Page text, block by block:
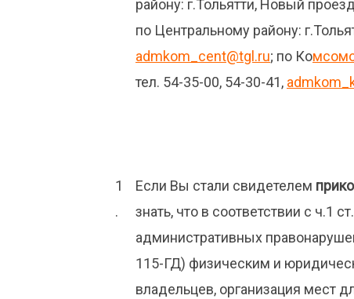
району: г.Тольятти, Новый
по Центральному району:
admkom_cent@tgl.ru; по Ко
тел. 54-35-00, 54-30-41,
Если Вы стали свидетелем
знать, что в соответствии с ч.1
административных
115-ГД) физическим и
владельцев, организация мест